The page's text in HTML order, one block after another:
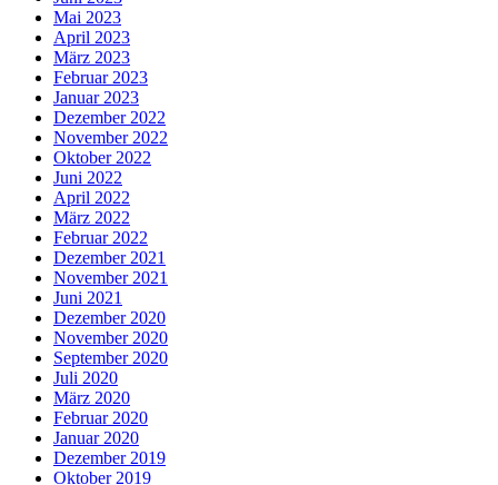
Mai 2023
April 2023
März 2023
Februar 2023
Januar 2023
Dezember 2022
November 2022
Oktober 2022
Juni 2022
April 2022
März 2022
Februar 2022
Dezember 2021
November 2021
Juni 2021
Dezember 2020
November 2020
September 2020
Juli 2020
März 2020
Februar 2020
Januar 2020
Dezember 2019
Oktober 2019